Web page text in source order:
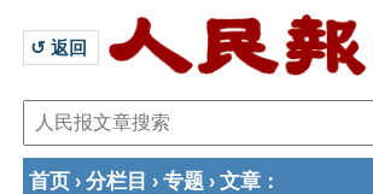
↺ 返回
首页 › 分栏目 › 专题 › 文章 ：